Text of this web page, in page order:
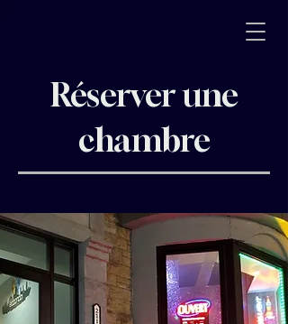
Réserver une
chambre